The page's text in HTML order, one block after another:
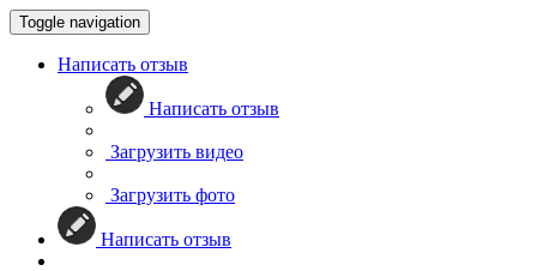
Toggle navigation
Написать отзыв
Написать отзыв
Загрузить видео
Загрузить фото
Написать отзыв